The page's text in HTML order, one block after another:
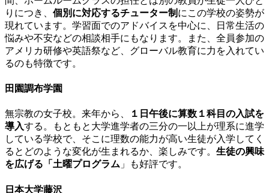
りにつき、 個別に対応するチューター制 にこの学校の姿勢が
現れています。学習面でのアドバイスを中心に、日常生活の
悩みや不安などの相談相手にもなります。また、全員参加の
アメリカ研修や英語祭など、グローバル教育に力を入れてい
るのも特徴です。
田園調布学園
無宗教の女子校。来年から、
１日午後に算数１科目の入試を
導入する。もともと大学進学者の三分の一以上が理系に進学
している学校で、そこに理数の能力が高い生徒が入学してく
るとどのような変化が生まれるか、楽しみです。 生徒の興味
を広げる「土曜プログラム 」も好評です。
日本大学藤沢